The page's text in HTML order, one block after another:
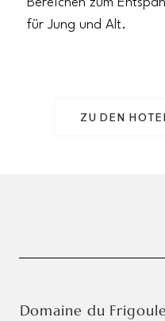
Bereichen zum
für Jung und Alt.
ZU DEN
Domaine du